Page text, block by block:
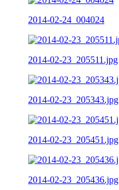
2014-02-24_004024
2014-02-23_205511.jpg
2014-02-23_205343.jpg
2014-02-23_205451.jpg
2014-02-23_205436.jpg